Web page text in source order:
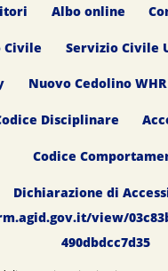
Albo online
Civile Servizio Civile
Nuovo Cedolino WHR
Disciplinare
Codice
Dichiarazione di
view/
490dbdcc7d35